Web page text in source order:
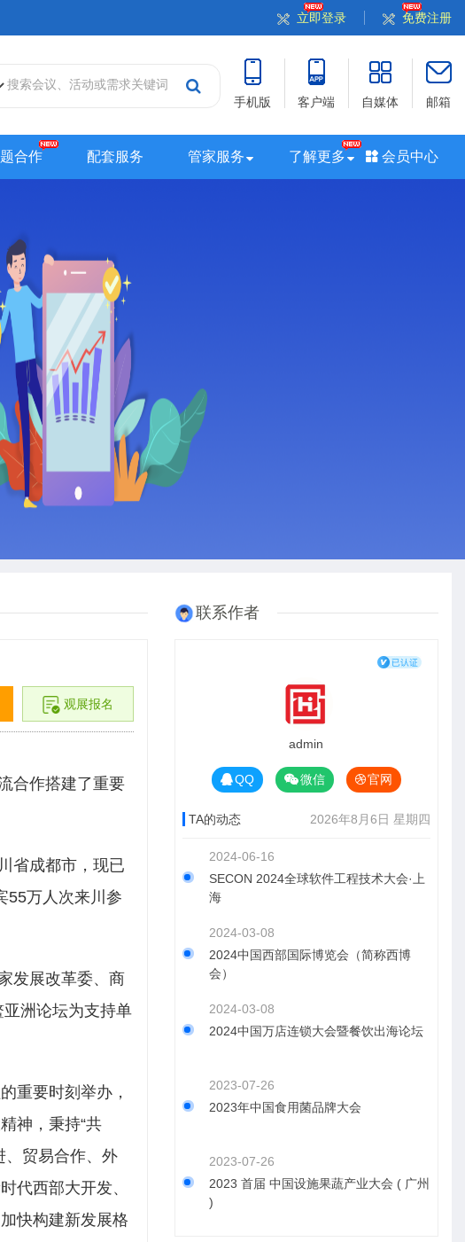
立即登录 免费注册
手机版 客户端 自媒体 邮箱
合作 配套服务 管家服务 了解更多 会员中心
台湾站
观展报名
合作搭建了重要
省成都市，现已
55万人次来川参
发展改革委、商
洲论坛为支持单
重要时刻举办，
神，秉持“共
、贸易合作、外
代西部大开发、
快构建新发展格
联系作者
admin
QQ 微信 官网
TA的动态 2026年8月6日 星期四
2024-06-16
SECON 2024全球软件工程技术大会·上
海
2024-03-08
2024中国西部国际博览会（简称西博
会）
2024-03-08
2024中国万店连锁大会暨餐饮出海论坛
2023-07-26
2023年中国食用菌品牌大会
2023-07-26
2023 首届 中国设施果蔬产业大会 ( 广州
)